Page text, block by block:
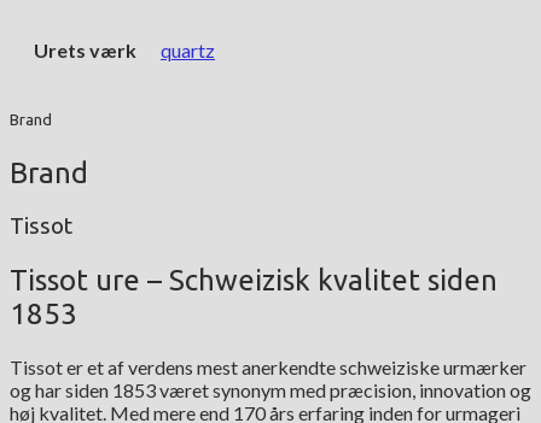
Urets værk quartz
Brand
Brand
Tissot
Tissot ure – Schweizisk kvalitet siden
1853
Tissot er et af verdens mest anerkendte schweiziske urmærker
og har siden 1853 været synonym med præcision, innovation og
høj kvalitet. Med mere end 170 års erfaring inden for urmageri